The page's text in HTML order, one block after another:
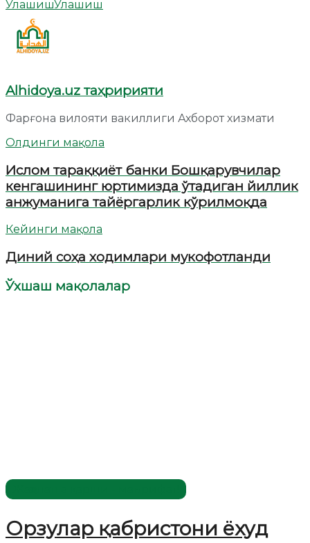
УлашишУлашиш
Alhidoya.uz таҳририяти
Фарғона вилояти вакиллиги Ахборот хизмати
Олдинги мақола
Ислом тараққиёт банки Бошқарувчилар
кенгашининг юртимизда ўтадиган йиллик
анжуманига тайёргарлик кўрилмоқда
Кейинги мақола
Диний соҳа ходимлари мукофотланди
Ўхшаш мақолалар
Орзулар қабристони ёхуд